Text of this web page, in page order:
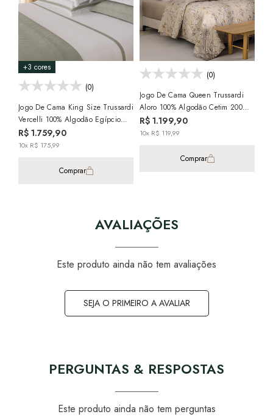
+3 cores
(0)
Jogo De Cama King Size Trussardi
Vercelli 100% Algodão Egípcio
Cetim 300 Fios (4 Peças)
R$ 1.759,90
10x R$ 175,99
Comprar
(0)
Jogo De Cama Queen Trussardi
Aloro 100% Algodão Cetim 200
Fios (4 Peças)
R$ 1.199,90
10x R$ 119,99
Comprar
AVALIAÇÕES
Este produto ainda não tem avaliações
SEJA O PRIMEIRO A AVALIAR
PERGUNTAS & RESPOSTAS
Este produto ainda não tem perguntas